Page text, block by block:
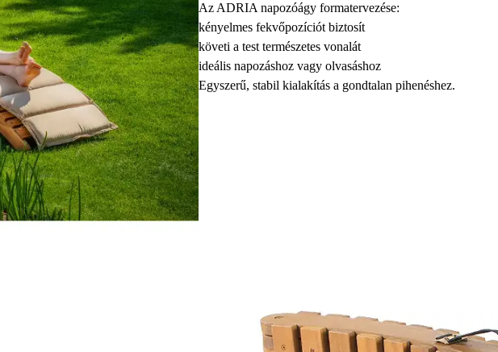
Az ADRIA napozóágy formatervezése:
kényelmes fekvőpozíciót biztosít
követi a test természetes vonalát
ideális napozáshoz vagy olvasáshoz
Egyszerű, stabil kialakítás a gondtalan pihenéshez.